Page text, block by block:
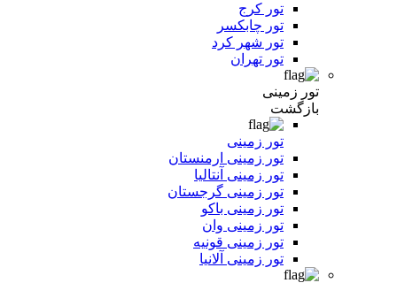
تور کرج
تور چابکسر
تور شهر کرد
تور تهران
تور زمینی
بازگشت
تور زمینی
تور زمینی ارمنستان
تور زمینی آنتالیا
تور زمینی گرجستان
تور زمینی باکو
تور زمینی وان
تور زمینی قونیه
تور زمینی آلانیا